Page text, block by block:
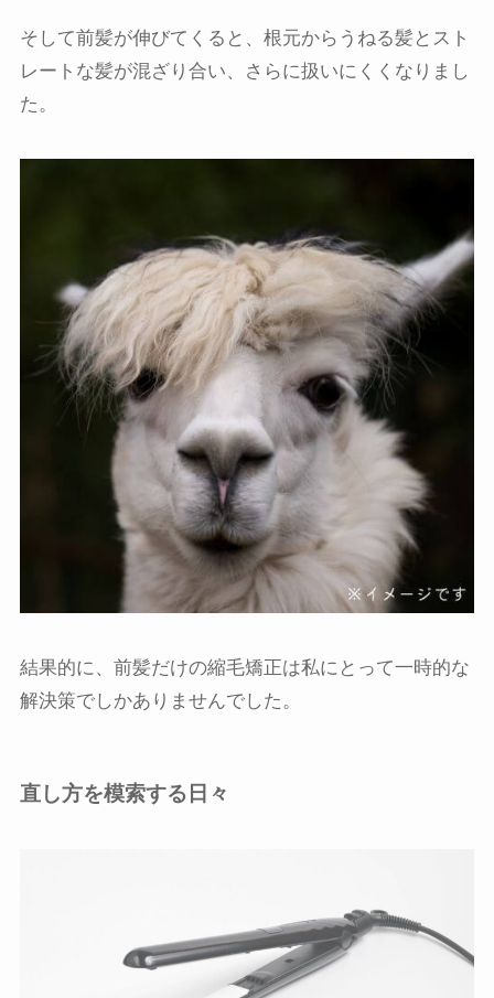
そして前髪が伸びてくると、根元からうねる髪とスト
レートな髪が混ざり合い、さらに扱いにくくなりまし
た。
結果的に、前髪だけの縮毛矯正は私にとって一時的な
解決策でしかありませんでした。
直し方を模索する日々